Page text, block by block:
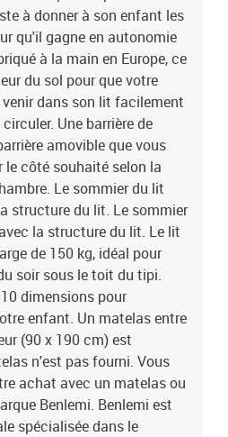
Benlemi est une entreprise
en bois et notamment
Cette entreprise européenne
usine de fabrication les
lits et accessoires est pensé
Le vernissage est fait à la main
et anti-allergiques. Le bois
sélectionné et la chaîne de
Produit à monter soi-même. Un
Garanti 5 ans. Dimensions
cm (hauteur x largeur x longueur)
à donner à son enfant les
qu'il gagne en autonomie
à la main en Europe, ce
du sol pour que votre
dans son lit facilement
Une barrière de
amovible que vous
le côté souhaité selon la
Le sommier du lit
structure du lit. Le sommier
la structure du lit. Le lit
de 150 kg, idéal pour
soir sous le toit du tipi.
dimensions pour
enfant. Un matelas entre
(90 x 190 cm) est
n'est pas fourni. Vous
achat avec un matelas ou
Benlemi. Benlemi est
spécialisée dans le